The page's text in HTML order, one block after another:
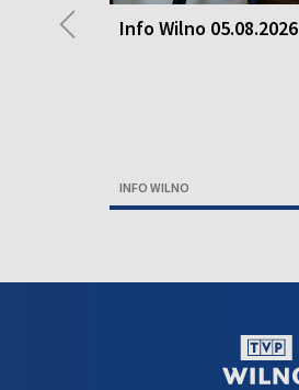
Info Wilno 05.08.2026
INFO WILNO
◀